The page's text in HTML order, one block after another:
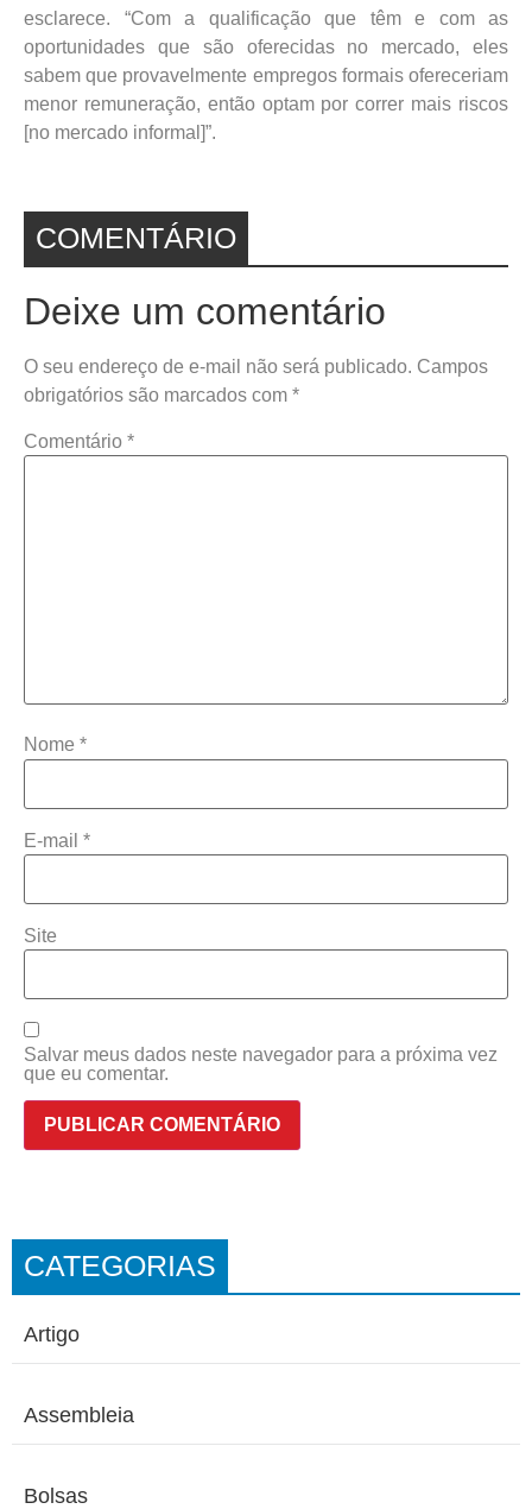
esclarece. “Com a qualificação que têm e com as
oportunidades que são oferecidas no mercado, eles
sabem que provavelmente empregos formais ofereceriam
menor remuneração, então optam por correr mais riscos
[no mercado informal]”.
COMENTÁRIO
Deixe um comentário
O seu endereço de e-mail não será publicado. Campos
obrigatórios são marcados com *
Comentário *
Nome *
E-mail *
Site
Salvar meus dados neste navegador para a próxima vez
que eu comentar.
CATEGORIAS
Artigo
Assembleia
Bolsas